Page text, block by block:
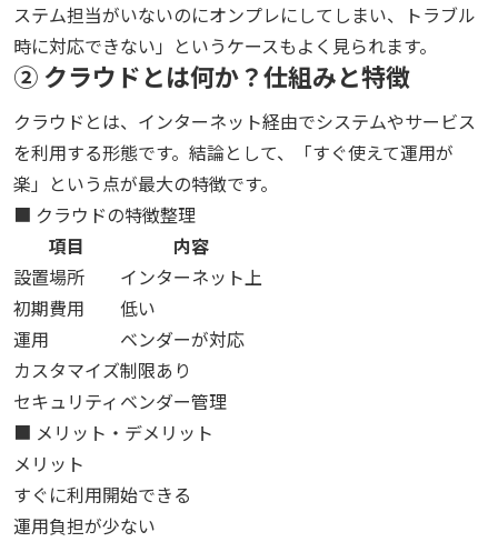
ステム担当がいないのにオンプレにしてしまい、トラブル
時に対応できない」というケースもよく見られます。
② クラウドとは何か？仕組みと特徴
クラウドとは、インターネット経由でシステムやサービス
を利用する形態です。結論として、「すぐ使えて運用が
楽」という点が最大の特徴です。
■ クラウドの特徴整理
項目
内容
設置場所
インターネット上
初期費用
低い
運用
ベンダーが対応
カスタマイズ制限あり
セキュリティ ベンダー管理
■ メリット・デメリット
メリット
すぐに利用開始できる
運用負担が少ない